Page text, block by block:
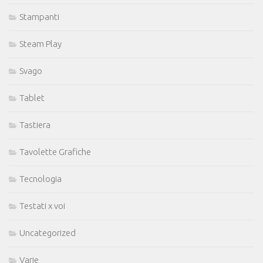
Stampanti
Steam Play
Svago
Tablet
Tastiera
Tavolette Grafiche
Tecnologia
Testati x voi
Uncategorized
Varie